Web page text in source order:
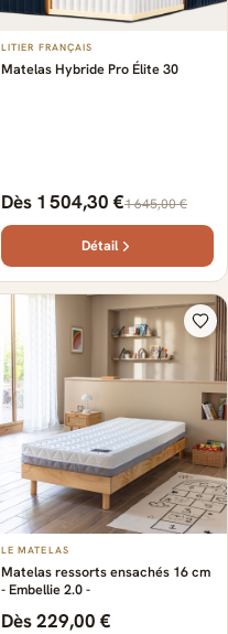
LITIER FRANÇAIS
Matelas Hybride Pro Élite 30
Dès 1 504,30 €1 645,00 €
Détail
LE MATELAS
Matelas ressorts ensachés 16 cm
- Embellie 2.0 -
Dès 229,00 €